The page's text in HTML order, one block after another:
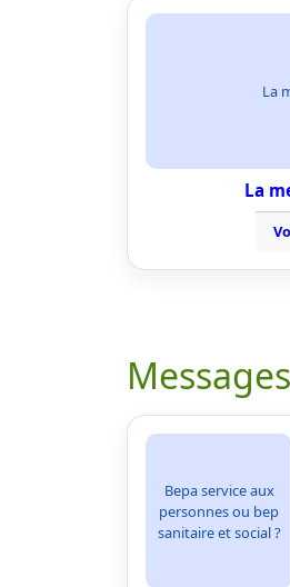
La
La
Bepa service aux
personnes ou bep
sanitaire et social ?